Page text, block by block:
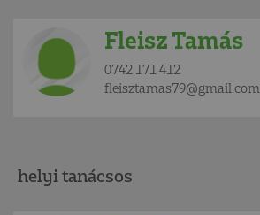
Fleisz Tamás
0742 171 412
fleisztamas79@gmail.com
helyi tanácsos